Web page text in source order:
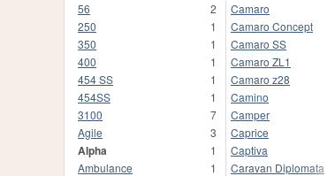
56
2
250
1
350
1
400
1
454 SS
1
454SS
1
3100
7
Agile
3
Alpha
1
Ambulance
1
Camaro
Camaro Concept
Camaro SS
Camaro ZL1
Camaro z28
Camino
Camper
Caprice
Captiva
Caravan Diplomata